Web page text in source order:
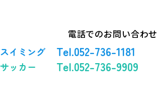
電話でのお問い合わせ
スイミング Tel.052-736-1181
サッカー Tel.052-736-9909